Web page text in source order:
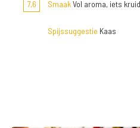
7,6 SmaakVol aroma, iets
Spijssuggestie Kaas